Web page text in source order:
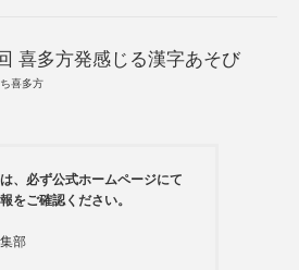
喜多方発感じる漢字あそび
喜多方
、必ず公式ホームページにて
をご確認ください。
部